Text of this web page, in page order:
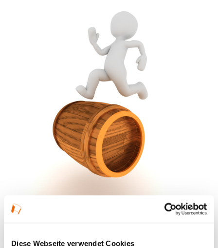
Diese Webseite verwendet Cookies
Pubquiz: 75 Jahre Grundgesetz